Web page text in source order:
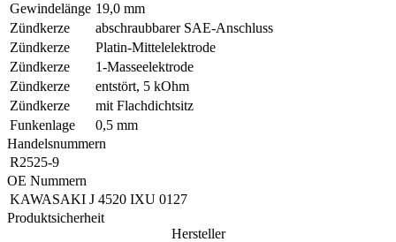
Gewindelänge 19,0 mm
Zündkerze
abschraubbarer SAE-Anschluss
Zündkerze
Platin-Mittelelektrode
Zündkerze
1-Masseelektrode
Zündkerze
entstört, 5 kOhm
Zündkerze
mit Flachdichtsitz
Funkenlage
0,5 mm
Handelsnummern
R2525-9
OE Nummern
KAWASAKI J 4520 IXU 0127
Produktsicherheit
Hersteller